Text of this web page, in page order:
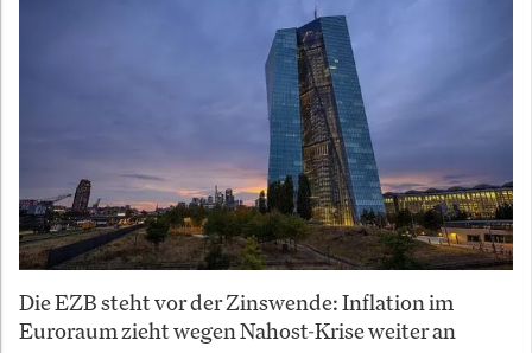
Die EZB steht vor der Zinswende: Inflation im
Euroraum zieht wegen Nahost-Krise weiter an